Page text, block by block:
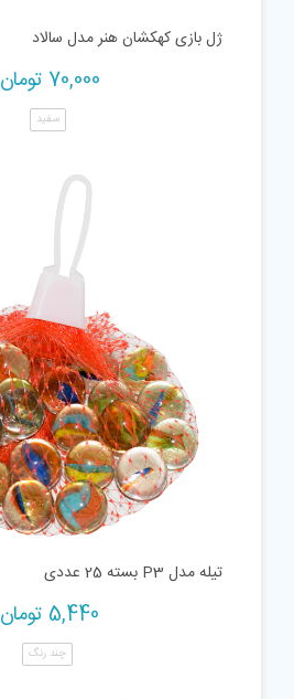
ژل بازی کهکشان هنر مدل سالاد
70,000 تومان
سفید
تیله مدل P3 بسته 25 عددی
5,440 تومان
چند رنگ